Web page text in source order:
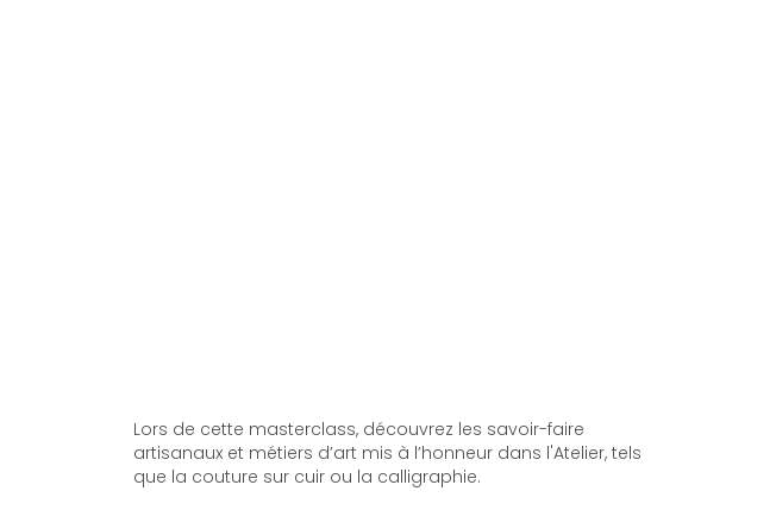
Lors de cette masterclass, découvrez les savoir-faire
artisanaux et métiers d’art mis à l’honneur dans l'Atelier, tels
que la couture sur cuir ou la calligraphie.